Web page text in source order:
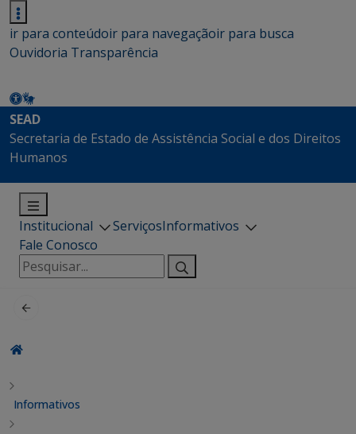
ir para conteúdoir para navegaçãoir para busca
Ouvidoria Transparência
SEAD
Secretaria de Estado de Assistência Social e dos Direitos
Humanos
Institucional ServiçosInformativos
Fale Conosco
Pesquisar
por:
Informativos